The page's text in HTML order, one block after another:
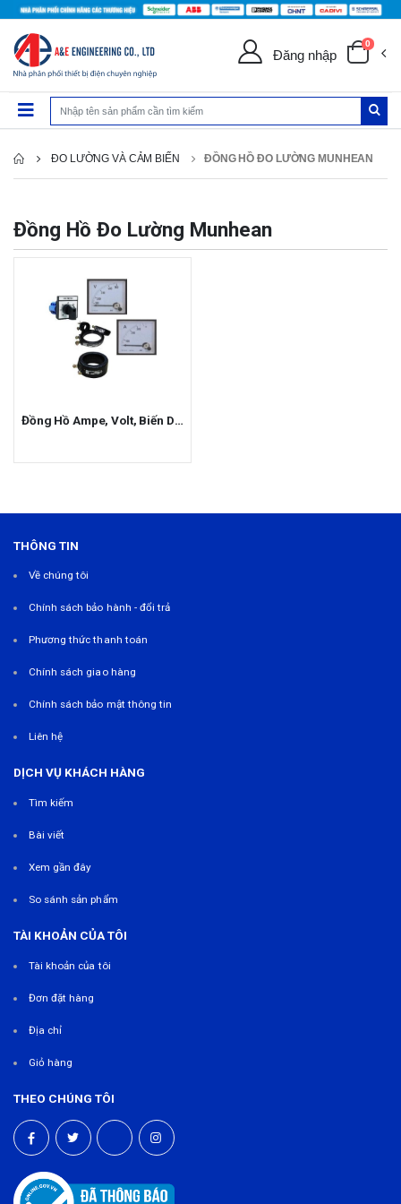
Đăng nhập
0
ĐO LƯỜNG VÀ CẢM BIẾN ĐỒNG HỒ ĐO LƯỜNG MUNHEAN
Đồng Hồ Đo Lường Munhean
Đồng Hồ Ampe, Volt, Biến Dòng MCT
THÔNG TIN
Về chúng tôi
Chính sách bảo hành - đổi trả
Phương thức thanh toán
Chính sách giao hàng
Chính sách bảo mật thông tin
Liên hệ
DỊCH VỤ KHÁCH HÀNG
Tìm kiếm
Bài viết
Xem gần đây
So sánh sản phẩm
TÀI KHOẢN CỦA TÔI
Tài khoản của tôi
Đơn đặt hàng
Địa chỉ
Giỏ hàng
THEO CHÚNG TÔI